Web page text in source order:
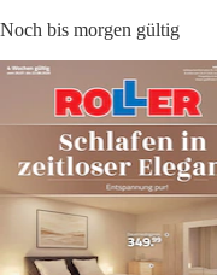
Noch bis morgen gültig